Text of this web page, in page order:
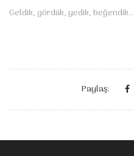
Geldik, gördük, yedik, beğendik...
Paylaş: